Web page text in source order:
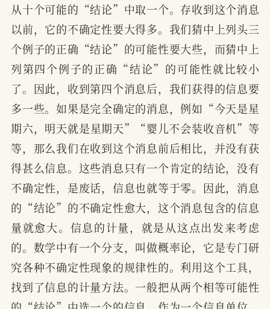
从十个可能的“结论”中取一个。存收到这个消息
以前，它的不确定性要大得多。我们猜中上列头三
个例子的正确“结论”的可能性要大些，而猜中上
列第四个例子的正确“结论”的可能性就比较小
了。因此，收到第四个消息后，我们获得的信息要
多一些。如果是完全确定的消息，例如“今天是星
期六，明天就是星期天”“婴儿不会装收音机”等
等，那么我们在收到这个消息前后相比，并没有获
得甚么信息。这些消息只有一个肯定的结论，没有
不确定性，是废话，信息也就等于零。因此，消息
的“结论”的不确定性愈大，这个消息包含的信息
量就愈大。信息的计量，就是从这点出发来考虑
的。数学中有一个分支，叫做概率论，它是专门研
究各种不确定性现象的规律性的。利用这个工具，
找到了信息的计量方法。一般把从两个相等可能性